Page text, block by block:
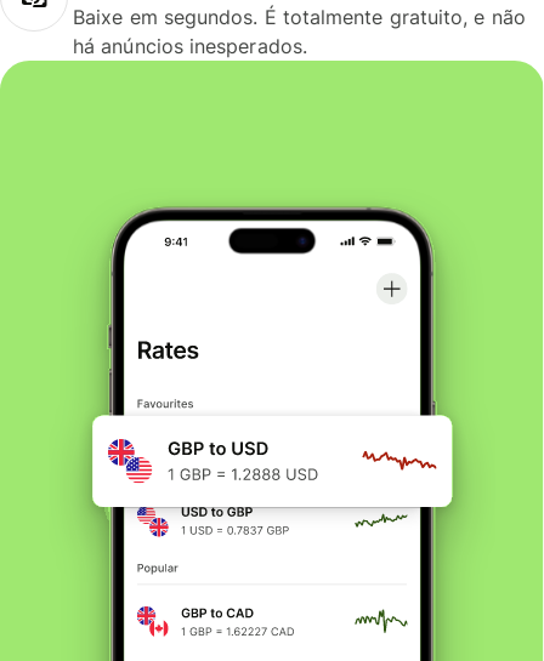
Baixe em segundos. É totalmente gratuito, e não
há anúncios inesperados.